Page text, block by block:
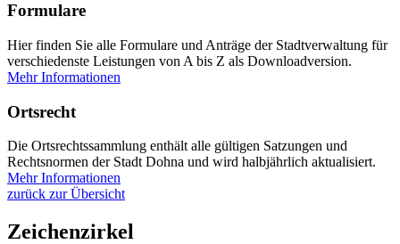
Formulare
Hier finden Sie alle Formulare und Anträge der Stadtverwaltung für
verschiedenste Leistungen von A bis Z als Downloadversion.
Mehr Informationen
Ortsrecht
Die Ortsrechtssammlung enthält alle gültigen Satzungen und
Rechtsnormen der Stadt Dohna und wird halbjährlich aktualisiert.
Mehr Informationen
zurück zur Übersicht
Zeichenzirkel